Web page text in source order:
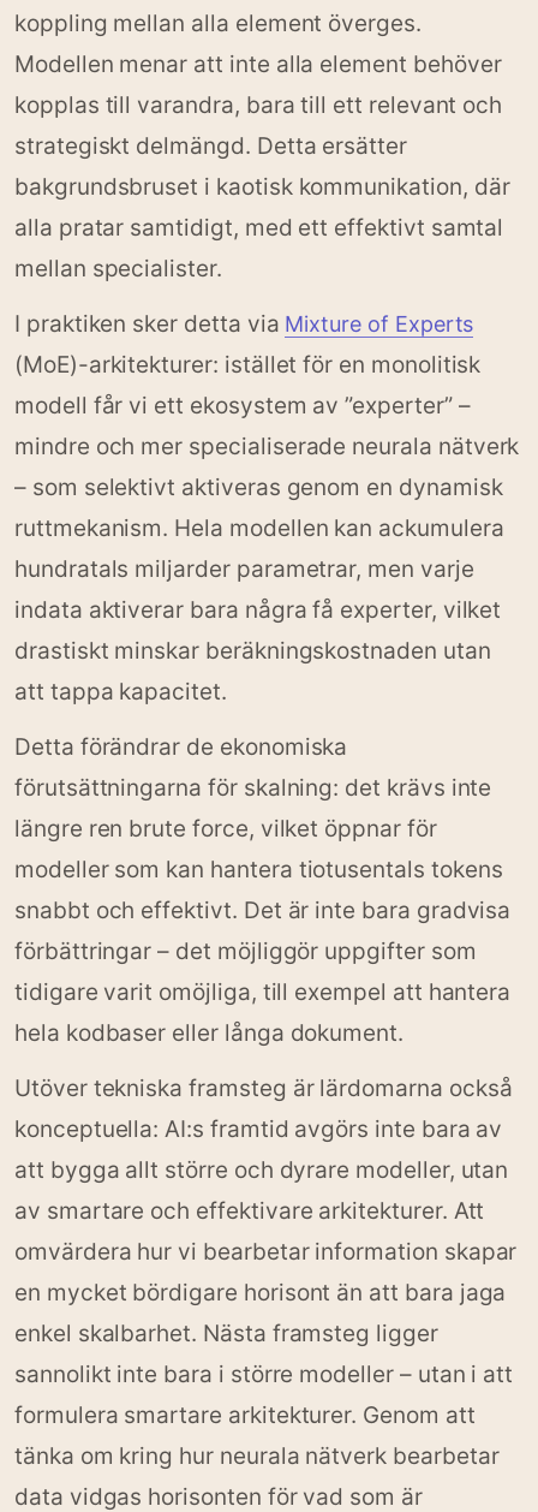
koppling mellan alla element överges.
Modellen menar att inte alla element behöver
kopplas till varandra, bara till ett relevant och
strategiskt delmängd. Detta ersätter
bakgrundsbruset i kaotisk kommunikation, där
alla pratar samtidigt, med ett effektivt samtal
mellan specialister.
I praktiken sker detta via Mixture of Experts
(MoE)-arkitekturer: istället för en monolitisk
modell får vi ett ekosystem av ”experter” –
mindre och mer specialiserade neurala nätverk
– som selektivt aktiveras genom en dynamisk
ruttmekanism. Hela modellen kan ackumulera
hundratals miljarder parametrar, men varje
indata aktiverar bara några få experter, vilket
drastiskt minskar beräkningskostnaden utan
att tappa kapacitet.
Detta förändrar de ekonomiska
förutsättningarna för skalning: det krävs inte
längre ren brute force, vilket öppnar för
modeller som kan hantera tiotusentals tokens
snabbt och effektivt. Det är inte bara gradvisa
förbättringar – det möjliggör uppgifter som
tidigare varit omöjliga, till exempel att hantera
hela kodbaser eller långa dokument.
Utöver tekniska framsteg är lärdomarna också
konceptuella: AI:s framtid avgörs inte bara av
att bygga allt större och dyrare modeller, utan
av smartare och effektivare arkitekturer. Att
omvärdera hur vi bearbetar information skapar
en mycket bördigare horisont än att bara jaga
enkel skalbarhet. Nästa framsteg ligger
sannolikt inte bara i större modeller – utan i att
formulera smartare arkitekturer. Genom att
tänka om kring hur neurala nätverk bearbetar
data vidgas horisonten för vad som är